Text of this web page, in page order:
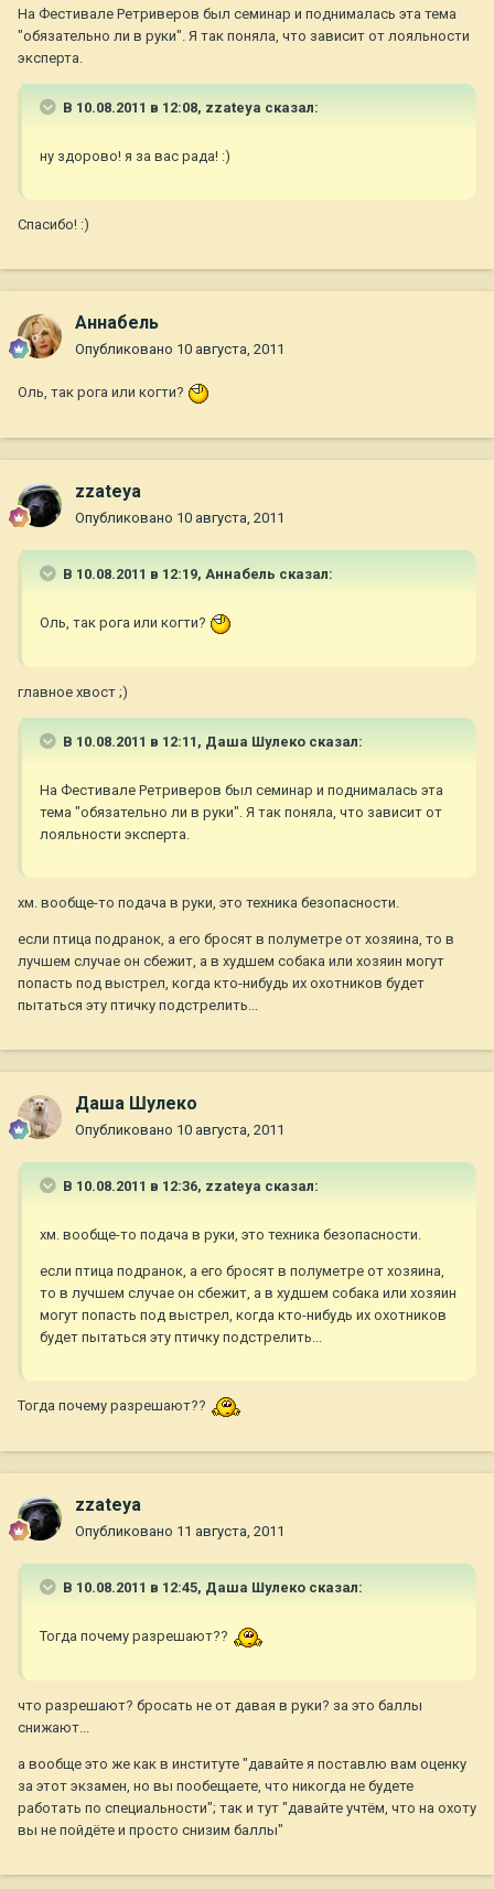
На Фестивале Ретриверов был семинар и поднималась эта тема
"обязательно ли в руки". Я так поняла, что зависит от лояльности
эксперта.
В 10.08.2011 в 12:08, zzateya сказал:
ну здорово! я за вас рада! :)
Спасибо! :)
Aннaбель
Опубликовано 10 августа, 2011
Оль, так рога или когти?
zzateya
Опубликовано 10 августа, 2011
В 10.08.2011 в 12:19, Aннaбель сказал:
Оль, так рога или когти?
главное хвост ;)
В 10.08.2011 в 12:11, Даша Шулеко сказал:
На Фестивале Ретриверов был семинар и поднималась эта
тема "обязательно ли в руки". Я так поняла, что зависит от
лояльности эксперта.
хм. вообще-то подача в руки, это техника безопасности.
если птица подранок, а его бросят в полуметре от хозяина, то в
лучшем случае он сбежит, а в худшем собака или хозяин могут
попасть под выстрел, когда кто-нибудь их охотников будет
пытаться эту птичку подстрелить...
Даша Шулеко
Опубликовано 10 августа, 2011
В 10.08.2011 в 12:36, zzateya сказал:
хм. вообще-то подача в руки, это техника безопасности.
если птица подранок, а его бросят в полуметре от хозяина,
то в лучшем случае он сбежит, а в худшем собака или хозяин
могут попасть под выстрел, когда кто-нибудь их охотников
будет пытаться эту птичку подстрелить...
Тогда почему разрешают??
zzateya
Опубликовано 11 августа, 2011
В 10.08.2011 в 12:45, Даша Шулеко сказал:
Тогда почему разрешают??
что разрешают? бросать не от давая в руки? за это баллы
снижают...
а вообще это же как в институте "давайте я поставлю вам оценку
за этот экзамен, но вы пообещаете, что никогда не будете
работать по специальности"; так и тут "давайте учтём, что на охоту
вы не пойдёте и просто снизим баллы"